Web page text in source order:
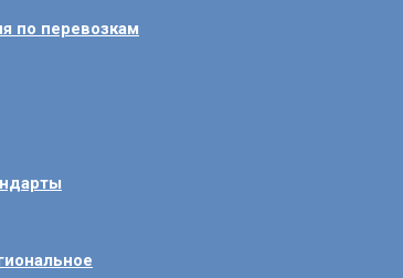
по перевозкам